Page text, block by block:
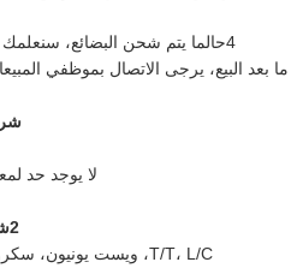
4حالما يتم شحن البضائع، سنعلمك برقم التتبع.
بعد البيع، يرجى الاتصال بموظفي
لا يوجد حد
2شروط الدفع
T/T، L/C، ويست يونيون، سكرو، PAYPAL